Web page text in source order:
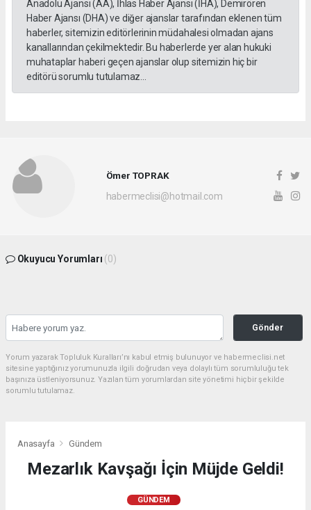
Anadolu Ajansı (AA), İhlas Haber Ajansı (İHA), Demirören
Haber Ajansı (DHA) ve diğer ajanslar tarafından eklenen tüm
haberler, sitemizin editörlerinin müdahalesi olmadan ajans
kanallarından çekilmektedir. Bu haberlerde yer alan hukuki
muhataplar haberi geçen ajanslar olup sitemizin hiç bir
editörü sorumlu tutulamaz...
Ömer TOPRAK
habermeclisi@hotmail.com
Okuyucu Yorumları (0)
Gönder
Yorum yazarak Topluluk Kuralları’nı kabul etmiş bulunuyor ve habermeclisi.net
sitesine yaptığınız yorumunuzla ilgili doğrudan veya dolaylı tüm sorumluluğu tek
başınıza üstleniyorsunuz. Yazılan tüm yorumlardan site yönetimi hiçbir şekilde
sorumlu tutulamaz.
Anasayfa Gündem
Mezarlık Kavşağı İçin Müjde Geldi!
GÜNDEM